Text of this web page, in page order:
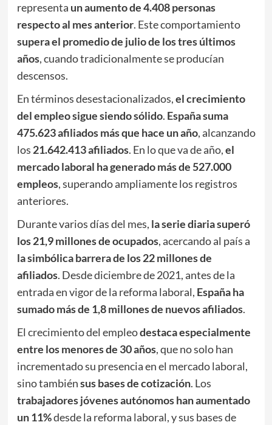
representa un aumento de 4.408 personas
respecto al mes anterior. Este comportamiento
supera el promedio de julio de los tres últimos
años, cuando tradicionalmente se producían
descensos.
En términos desestacionalizados,el crecimiento
del empleo sigue siendo sólido. España suma
475.623 afiliados más que hace un año, alcanzando
los 21.642.413 afiliados. En lo que va de año,el
mercado laboral ha generado más de 527.000
empleos, superando ampliamente los registros
anteriores.
Durante varios días del mes, la serie diaria superó
los 21,9 millones de ocupados, acercando al país a
la simbólica barrera de los 22 millones de
afiliados. Desde diciembre de 2021, antes de la
entrada en vigor de la reforma laboral, España ha
sumado más de 1,8 millones de nuevos afiliados.
El crecimiento del empleodestaca especialmente
entre los menores de 30 años, que no solo han
incrementado su presencia en el mercado laboral,
sino tambiénsus bases de cotización. Los
trabajadores jóvenes autónomos han aumentado
un 11%desde la reforma laboral, y sus bases de